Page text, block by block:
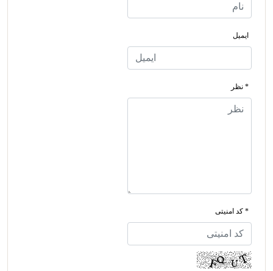
ایمیل
* نظر
* کد امنیتی